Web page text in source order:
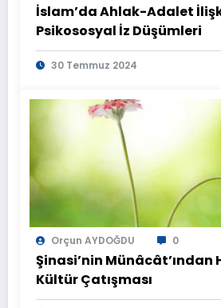
İslam’da Ahlak-Adalet
Psikososyal İz Düşümleri
30 Temmuz 2024
Orçun AYDOĞDU 0
Şinasi’nin Münâcât’ından
Kültür Çatışması